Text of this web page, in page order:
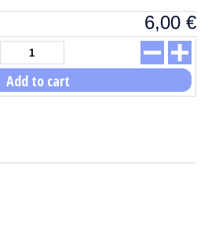
6,00 €
Add to cart